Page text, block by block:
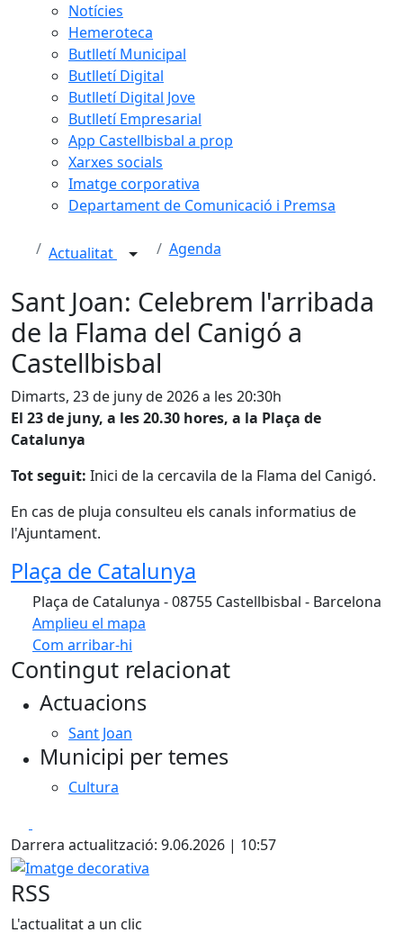
Notícies
Hemeroteca
Butlletí Municipal
Butlletí Digital
Butlletí Digital Jove
Butlletí Empresarial
App Castellbisbal a prop
Xarxes socials
Imatge corporativa
Departament de Comunicació i Premsa
Actualitat Agenda
Sant Joan: Celebrem l'arribada
de la Flama del Canigó a
Castellbisbal
Dimarts, 23 de juny de 2026 a les 20:30h
El 23 de juny, a les 20.30 hores, a la Plaça de
Catalunya
Tot seguit: Inici de la cercavila de la Flama del Canigó.
En cas de pluja consulteu els canals informatius de
l'Ajuntament.
Plaça de Catalunya
Plaça de Catalunya - 08755 Castellbisbal - Barcelona
Amplieu el mapa
Com arribar-hi
+
−
Contingut relacionat
Actuacions
Sant Joan
Municipi per temes
Cultura
Darrera actualització: 9.06.2026 | 10:57
Imatge decorativa
RSS
L'actualitat a un clic